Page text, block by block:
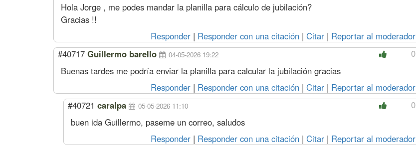
Hola Jorge , me podes mandar la planilla para cálculo de jubilación?
Gracias !!
Responder | Responder con una citación | Citar | Reportar al moderador
0
#40717 Guillermo barello 04-05-2026 19:22
Buenas tardes me podría enviar la planilla para calcular la jubilación gracias
Responder | Responder con una citación | Citar | Reportar al moderador
0
#40721 caralpa 05-05-2026 11:10
buen ida Guillermo, paseme un correo, saludos
Responder | Responder con una citación | Citar | Reportar al moderador